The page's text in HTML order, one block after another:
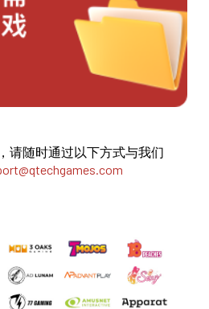
请随时通过以下方式与我们